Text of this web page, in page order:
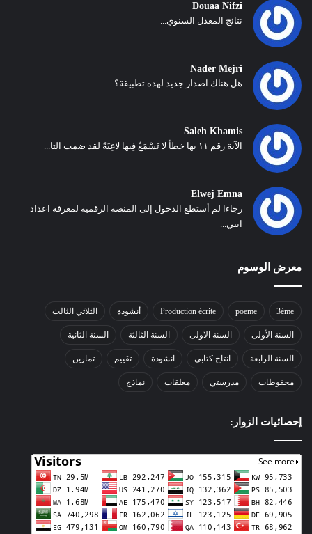
Douaa Nifzi
نتائج المعدل السنوي...
Nader Mejri
هل هناك اصدار جديد لهذه تطبيقة؟...
Saleh Khamis
الآية رقم ١١ بها خطأ لا تَسْمَعُ فِيها لاغِيَةً لقد ضمت التا...
Elwej Emna
رجاءا لم أستطع الدخول إلى المنصة الرقمية لمعرفة اعداد
ابني...
معرض الوسوم
3éme
poeme
Production écrite أنشودة الثلاثي الثالث
السنة الأولى السنة الاولى السنة الثالثة السنة الثانية
السنة الرابعة انتاج كتابي انشودة تقييم تمارين
محفوظات مدرستي معلقات نماذج
إحصائيات الزوار: